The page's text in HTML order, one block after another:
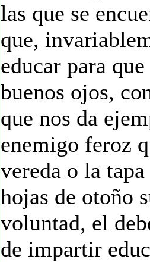
las que se
que,
educar para
buenos ojos,
que nos da
enemigo feroz
vereda o la
hojas de otoño
voluntad, el
de impartir